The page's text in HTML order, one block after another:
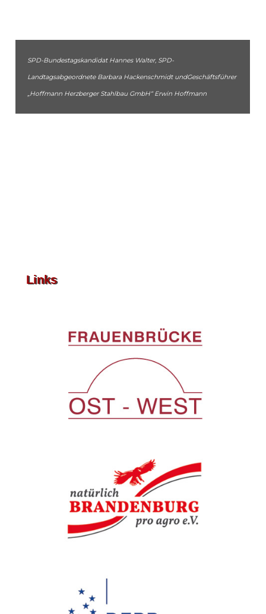
SPD-Bundestagskandidat Hannes Walter, SPD-
Landtagsabgeordnete Barbara Hackenschmidt undGeschäftsführer
„Hoffmann Herzberger Stahlbau GmbH“ Erwin Hoffmann
Links